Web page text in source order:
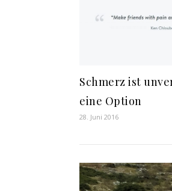
Schmerz ist
eine Option
28. Juni 2016